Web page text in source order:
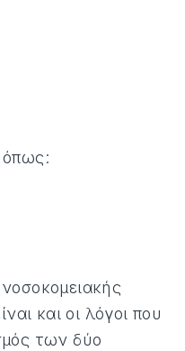
όπως:
και οι λόγοι που
των δύο